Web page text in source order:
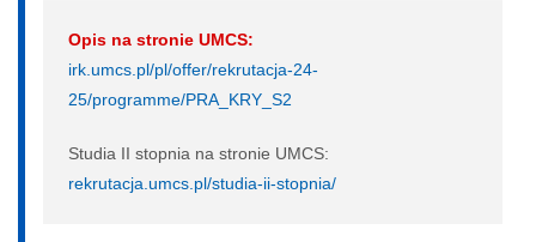
Opis na stronie UMCS:
irk.umcs.pl/pl/offer/rekrutacja-24-
25/programme/PRA_KRY_S2
Studia II stopnia na stronie UMCS:
rekrutacja.umcs.pl/studia-ii-stopnia/